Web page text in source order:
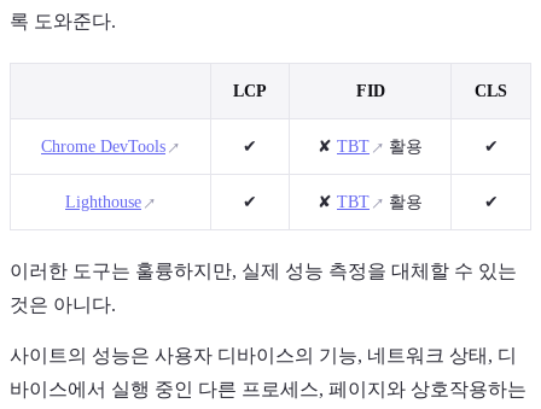
록 도와준다.
LCP FID CLS
Chrome DevTools ✔ ✘ TBT 활용 ✔
Lighthouse ✔ ✘ TBT 활용 ✔
이러한 도구는 훌륭하지만, 실제 성능 측정을 대체할 수 있는
것은 아니다.
사이트의 성능은 사용자 디바이스의 기능, 네트워크 상태, 디
바이스에서 실행 중인 다른 프로세스, 페이지와 상호작용하는